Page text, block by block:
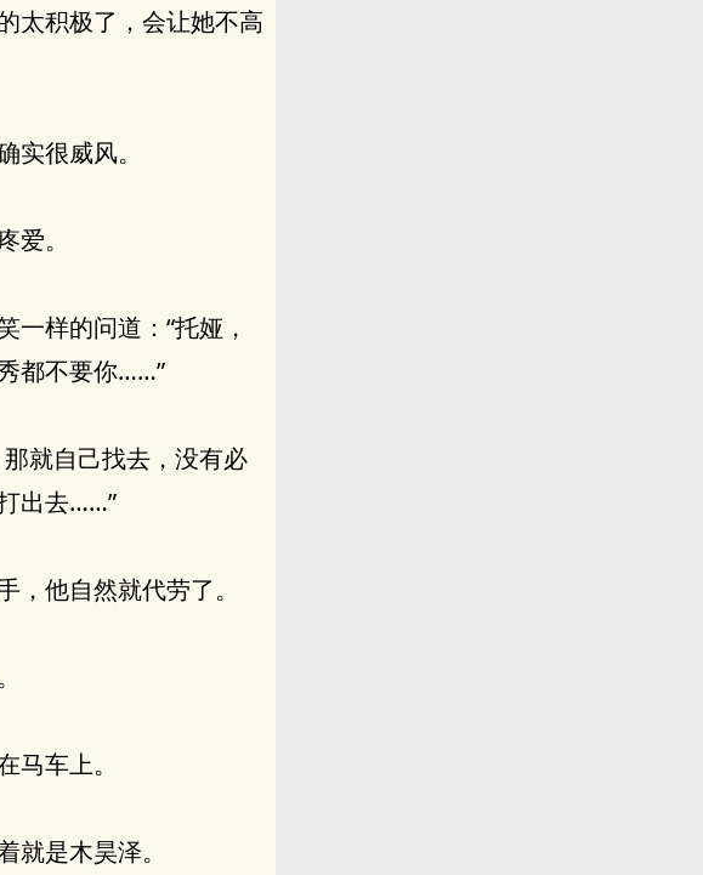
太积极了，会让她不高
很威风。
。
样的问道：“托娅，
都不要你……”
就自己找去，没有必
出去……”
他自然就代劳了。
车上。
是木昊泽。